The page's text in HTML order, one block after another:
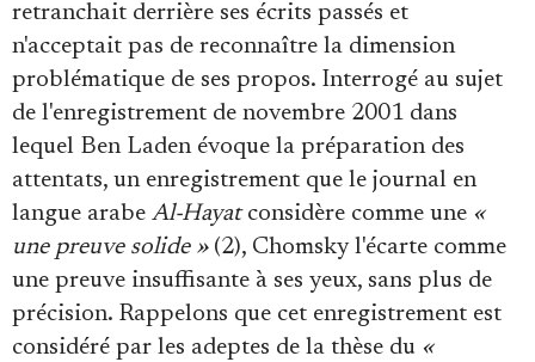
retranchait derrière ses écrits passés et
n'acceptait pas de reconnaître la dimension
problématique de ses propos. Interrogé au sujet
de l'enregistrement de novembre 2001 dans
lequel Ben Laden évoque la préparation des
attentats, un enregistrement que le journal en
langue arabe Al-Hayatconsidère comme une «
une preuve solide »(2), Chomsky l'écarte comme
une preuve insuffisante à ses yeux, sans plus de
précision. Rappelons que cet enregistrement est
considéré par les adeptes de la thèse du «